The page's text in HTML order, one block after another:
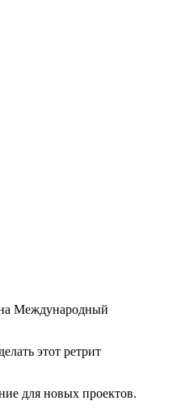
Международный
этот ретрит
для новых проектов.